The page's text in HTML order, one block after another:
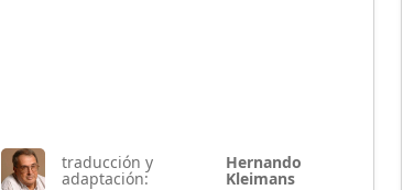
traducción y
adaptación:
Hernando
Kleimans